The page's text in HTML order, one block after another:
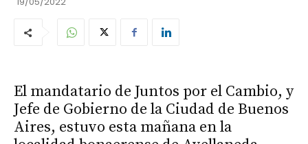
El mandatario de Juntos por el Cambio, y
Jefe de Gobierno de la Ciudad de Buenos
Aires, estuvo esta mañana en la